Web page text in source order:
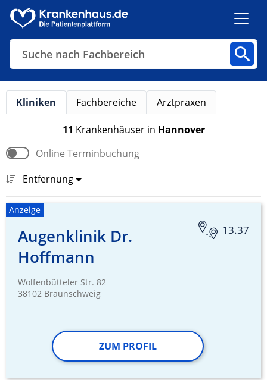
Suche nach Fachbereich
Suche nach Arztpraxen
Kliniken Fachbereiche Arztpraxen
11 Krankenhäuser in Hannover
Online Terminbuchung
Entfernung
Anzeige
13.37
Augenklinik Dr.
Hoffmann
Wolfenbütteler Str. 82
38102 Braunschweig
ZUM PROFIL